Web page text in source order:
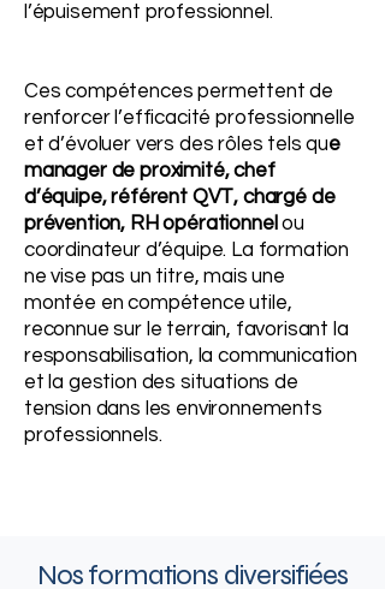
l’épuisement professionnel.
Ces compétences permettent de
renforcer l’efficacité professionnelle
et d’évoluer vers des rôles tels que
manager de proximité, chef
d’équipe, référent QVT, chargé de
prévention, RH opérationnelou
coordinateur d’équipe. La formation
ne vise pas un titre, mais une
montée en compétence utile,
reconnue sur le terrain, favorisant la
responsabilisation, la communication
et la gestion des situations de
tension dans les environnements
professionnels.
Nos formations diversifiées